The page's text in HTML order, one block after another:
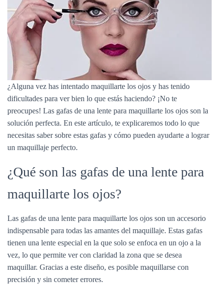
¿Alguna vez has intentado maquillarte los ojos y has tenido
dificultades para ver bien lo que estás haciendo? ¡No te
preocupes! Las gafas de una lente para maquillarte los ojos son la
solución perfecta. En este artículo, te explicaremos todo lo que
necesitas saber sobre estas gafas y cómo pueden ayudarte a lograr
un maquillaje perfecto.
¿Qué son las gafas de una lente para
maquillarte los ojos?
Las gafas de una lente para maquillarte los ojos son un accesorio
indispensable para todas las amantes del maquillaje. Estas gafas
tienen una lente especial en la que solo se enfoca en un ojo a la
vez, lo que permite ver con claridad la zona que se desea
maquillar. Gracias a este diseño, es posible maquillarse con
precisión y sin cometer errores.